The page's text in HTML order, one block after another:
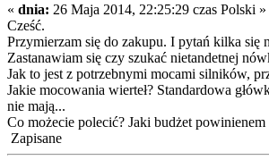
« dnia: 26 Maja 2014, 22:25:29 czas Polski »
Cześć.
Przymierzam się do zakupu. I pytań kilka się
Zastanawiam się czy szukać nietandetnej
Jak to jest z potrzebnymi mocami silników,
Jakie mocowania wierteł? Standardowa
nie mają...
Co możecie polecić? Jaki budżet
Zapisane